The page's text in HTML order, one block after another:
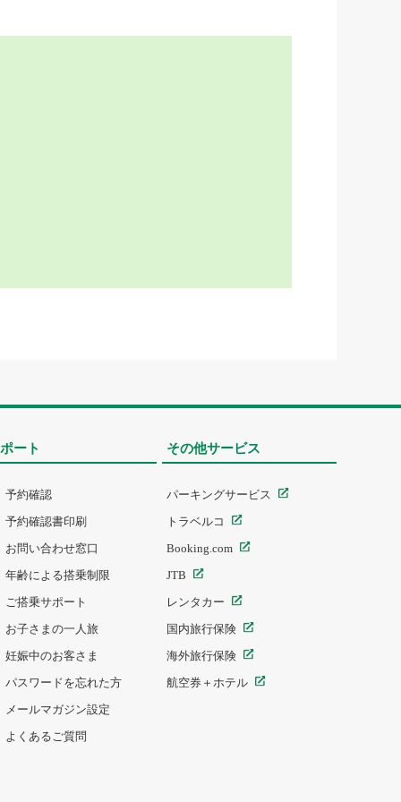
ート
予約確認
予約確認書印刷
お問い合わせ窓口
年齢による搭乗制限
ご搭乗サポート
お子さまの一人旅
妊娠中のお客さま
パスワードを忘れた方
メールマガジン設定
よくあるご質問
その他サービス
パーキングサービス
トラベルコ
Booking.com
JTB
レンタカー
国内旅行保険
海外旅行保険
航空券＋ホテル